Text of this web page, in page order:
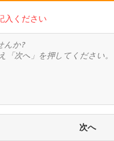
入ください